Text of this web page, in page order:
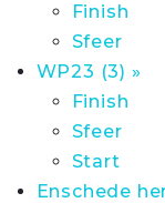
Finish
Sfeer
WP23 (3) »
Finish
Sfeer
Start
Enschede